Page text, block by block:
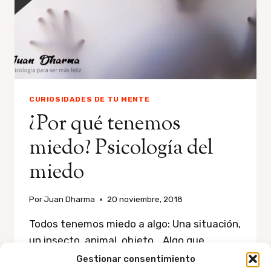
Gestionar consentimiento
CURIOSIDADES DE TU MENTE
¿Por qué tenemos
miedo? Psicología del
miedo
PorJuan Dharma 20 noviembre, 2018
Todos tenemos miedo a algo: Una situación,
un insecto, animal, objeto… Algo que
provoca que el corazón te lata demasiado